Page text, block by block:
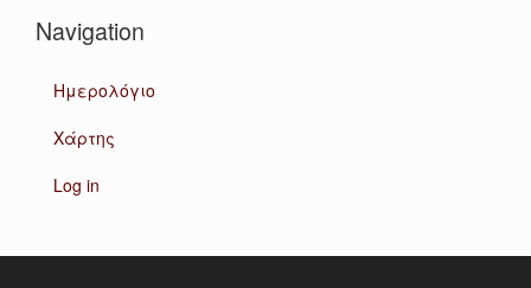
Navigation
Ημερολόγιο
Χάρτης
Log in